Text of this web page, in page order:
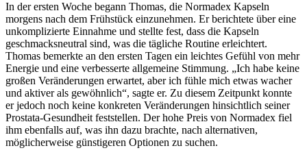
In der ersten Woche begann Thomas, die Normadex Kapseln
morgens nach dem Frühstück einzunehmen. Er berichtete über eine
unkomplizierte Einnahme und stellte fest, dass die Kapseln
geschmacksneutral sind, was die tägliche Routine erleichtert.
Thomas bemerkte an den ersten Tagen ein leichtes Gefühl von mehr
Energie und eine verbesserte allgemeine Stimmung. „Ich habe keine
großen Veränderungen erwartet, aber ich fühle mich etwas wacher
und aktiver als gewöhnlich“, sagte er. Zu diesem Zeitpunkt konnte
er jedoch noch keine konkreten Veränderungen hinsichtlich seiner
Prostata-Gesundheit feststellen. Der hohe Preis von Normadex fiel
ihm ebenfalls auf, was ihn dazu brachte, nach alternativen,
möglicherweise günstigeren Optionen zu suchen.